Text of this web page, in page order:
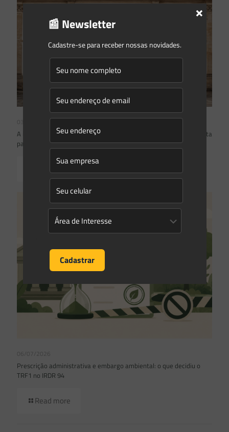
03/08/2026
A inclusão de imóvel em inventário de patrimônio cultural não basta
para impor restrições ao direito de propriedade:
06/07/2026
Prescrição administrativa e embargo ambiental: o que decidiu o
TRF1 no IRDR 94
Read more
📰 Newsletter
Cadastre-se para receber nossas novidades.
×